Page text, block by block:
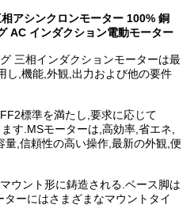
アシンクロンモーター 100% 銅
AC インダクション電動モーター
三相インダクションモーターは最
し,機能,外観,出力および他の要件
標準を満たし,要求に応じて
す.MSモーターは,高効率,省エネ,
,信頼性の高い操作,最新の外観,便
ウント形に鋳造される.ベース脚は
ーにはさまざまなマウントタイ